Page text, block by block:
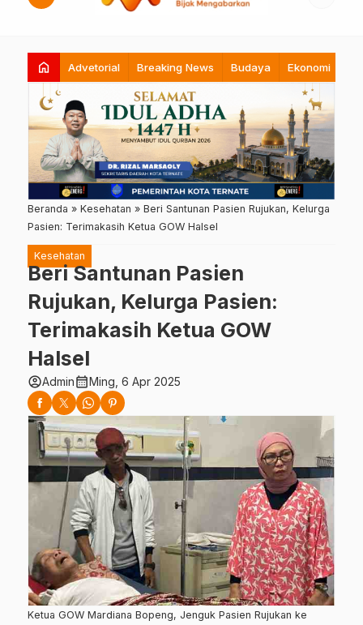
home Advetorial Breaking News Budaya Ekonomi
Beranda » Kesehatan » Beri Santunan Pasien Rujukan, Kelurga
Pasien: Terimakasih Ketua GOW Halsel
Kesehatan
Beri Santunan Pasien
Rujukan, Kelurga Pasien:
Terimakasih Ketua GOW
Halsel
account_circleAdmincalendar_monthMing, 6 Apr 2025
Ketua GOW Mardiana Bopeng, Jenguk Pasien Rujukan ke